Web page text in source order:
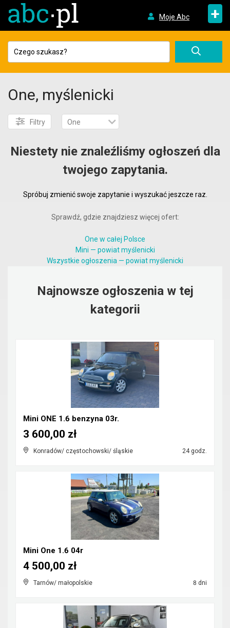
Moje Abc +
One, myślenicki
Filtry One
Niestety nie znaleźliśmy ogłoszeń dla
twojego zapytania.
Spróbuj zmienić swoje zapytanie i wyszukać jeszcze raz.
Sprawdź, gdzie znajdziesz więcej ofert:
One w całej Polsce
Mini — powiat myślenicki
Wszystkie ogłoszenia — powiat myślenicki
Najnowsze ogłoszenia w tej
kategorii
Mini ONE 1.6 benzyna 03r.
Konradów/ częstochowski/ śląskie 24 godz.
3 600,00 zł
Mini One 1.6 04r
Tarnów/ małopolskie 8 dni
4 500,00 zł